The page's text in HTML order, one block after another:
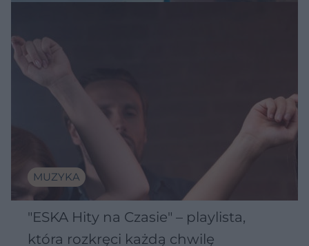
MUZYKA
"ESKA Hity na Czasie" – playlista,
która rozkręci każdą chwilę